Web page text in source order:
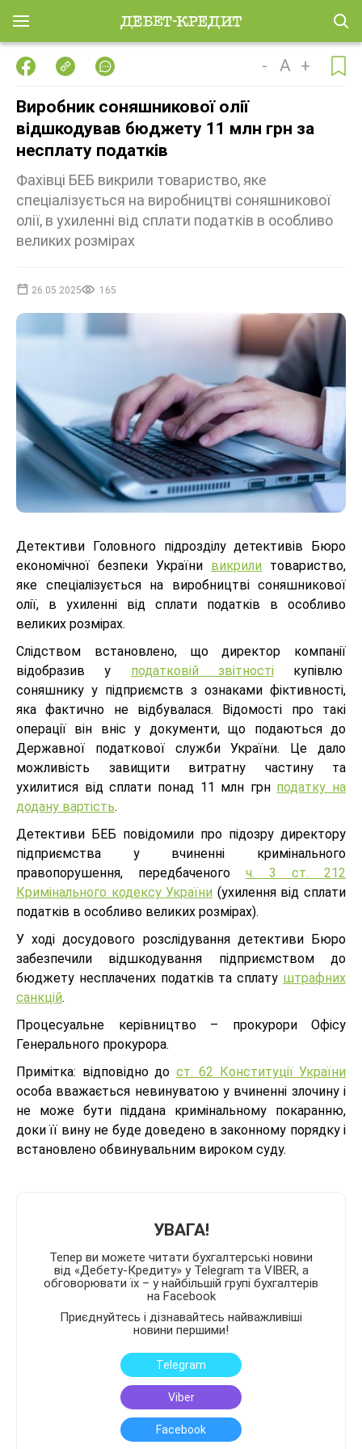
- A +
Виробник соняшникової олії
відшкодував бюджету 11 млн грн за
несплату податків
Фахівці БЕБ викрили товариство, яке
спеціалізується на виробництві соняшникової
олії, в ухиленні від сплати податків в особливо
великих розмірах
26.05.2025 165
Детективи Головного підрозділу детективів Бюро
економічної безпеки України викрили товариство,
яке спеціалізується на виробництві соняшникової
олії, в ухиленні від сплати податків в особливо
великих розмірах.
Слідством встановлено, що директор компанії
відобразив у податковій звітностікупівлю
соняшнику у підприємств з ознаками фіктивності,
яка фактично не відбувалася. Відомості про такі
операції він вніс у документи, що подаються до
Державної податкової служби України. Це дало
можливість завищити витратну частину та
ухилитися від сплати понад 11 млн грн податку на
додану вартість.
Детективи БЕБ повідомили про підозру директору
підприємства у вчиненні кримінального
правопорушення, передбаченого ч. 3 ст. 212
Кримінального кодексу України (ухилення від сплати
податків в особливо великих розмірах).
У ході досудового розслідування детективи Бюро
забезпечили відшкодування підприємством до
бюджету несплачених податків та сплату штрафних
санкцій.
Процесуальне керівництво – прокурори Офісу
Генерального прокурора.
Примітка: відповідно до ст. 62 Конституції України
особа вважається невинуватою у вчиненні злочину і
не може бути піддана кримінальному покаранню,
доки її вину не буде доведено в законному порядку і
встановлено обвинувальним вироком суду.
УВАГА!
Тепер ви можете читати бухгалтерські новини
від «Дебету-Кредиту» у Telegram та VIBER, а
обговорювати їх – у найбільшій групі бухгалтерів
на Facebook
Приєднуйтесь і дізнавайтесь найважливіші
новини першими!
Telegram
Viber
Facebook